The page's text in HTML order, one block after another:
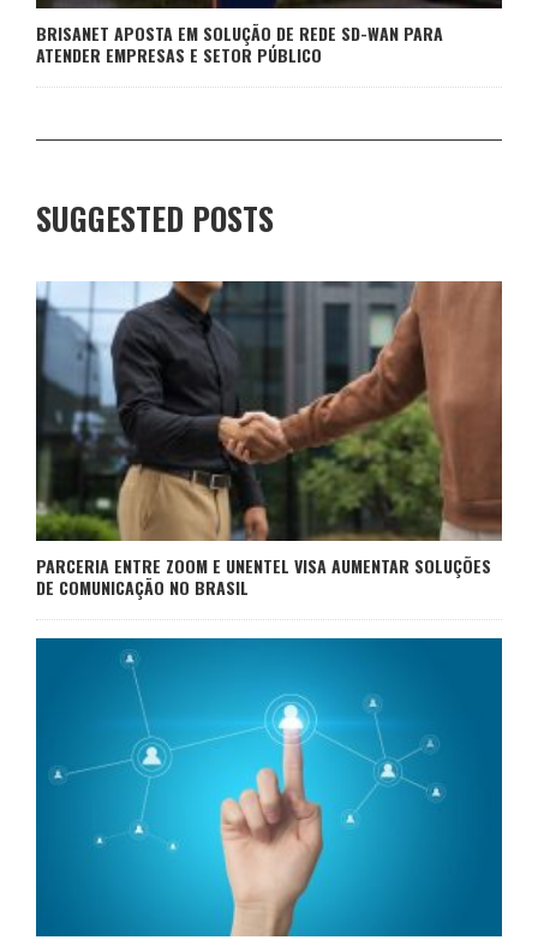
BRISANET APOSTA EM SOLUÇÃO DE REDE SD-WAN PARA
ATENDER EMPRESAS E SETOR PÚBLICO
SUGGESTED POSTS
PARCERIA ENTRE ZOOM E UNENTEL VISA AUMENTAR SOLUÇÕES
DE COMUNICAÇÃO NO BRASIL